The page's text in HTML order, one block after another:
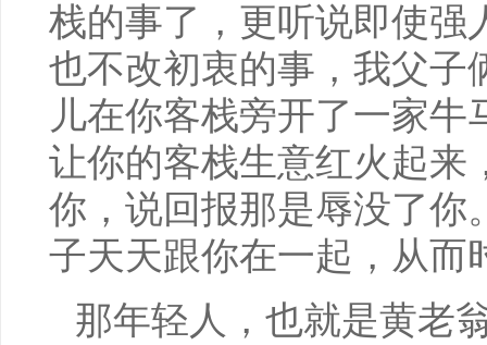
栈的事了，更听说即使强
也不改初衷的事，我父子
儿在你客栈旁开了一家
让你的客栈生意红火起来
你，说回报那是辱没了你
子天天跟你在一起，从而
那年轻人，也就是黄老